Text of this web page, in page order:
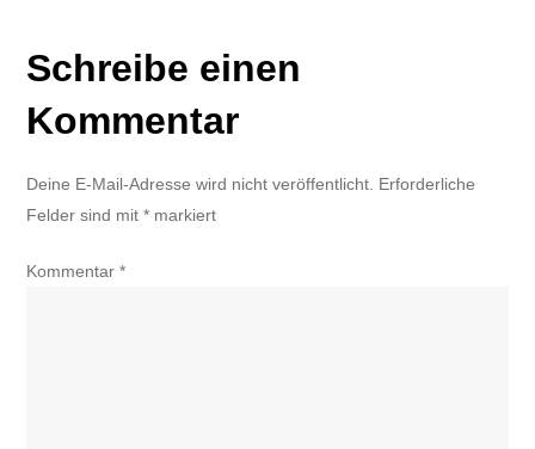
Schreibe einen
Kommentar
Deine E-Mail-Adresse wird nicht veröffentlicht. Erforderliche
Felder sind mit* markiert
Kommentar*